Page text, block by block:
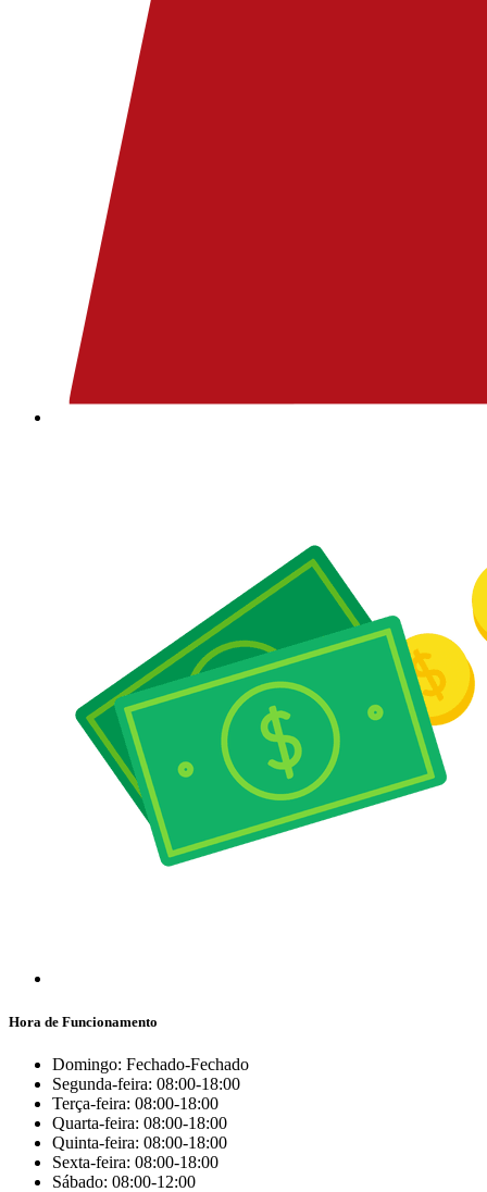
Hora de Funcionamento
Domingo: Fechado-Fechado
Segunda-feira: 08:00-18:00
Terça-feira: 08:00-18:00
Quarta-feira: 08:00-18:00
Quinta-feira: 08:00-18:00
Sexta-feira: 08:00-18:00
Sábado: 08:00-12:00